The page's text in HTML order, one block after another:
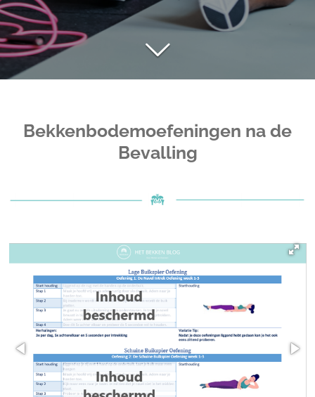
Bekkenbodemoefeningen na de
Bevalling